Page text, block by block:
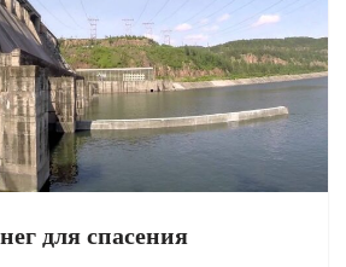
для спасения